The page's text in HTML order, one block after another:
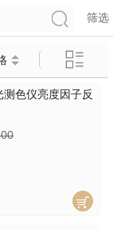
筛选
色仪亮度因子反